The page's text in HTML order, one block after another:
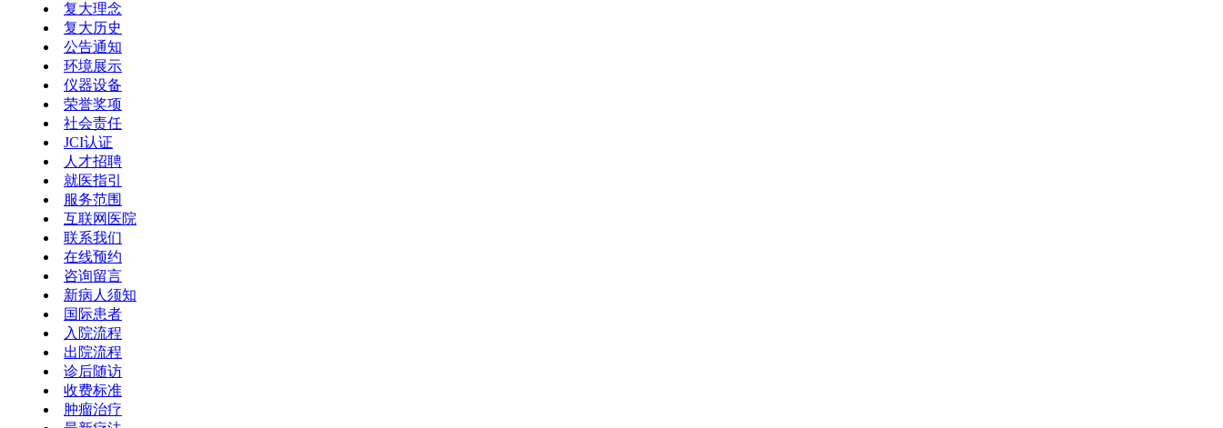
复大理念
复大历史
公告通知
环境展示
仪器设备
荣誉奖项
社会责任
JCI认证
人才招聘
就医指引
服务范围
互联网医院
联系我们
在线预约
咨询留言
新病人须知
国际患者
入院流程
出院流程
诊后随访
收费标准
肿瘤治疗